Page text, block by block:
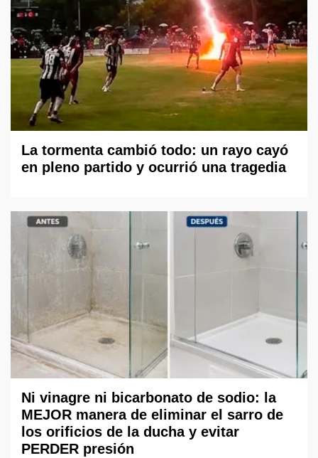
La tormenta cambió todo: un rayo cayó
en pleno partido y ocurrió una tragedia
Ni vinagre ni bicarbonato de sodio: la
MEJOR manera de eliminar el sarro de
los orificios de la ducha y evitar
PERDER presión